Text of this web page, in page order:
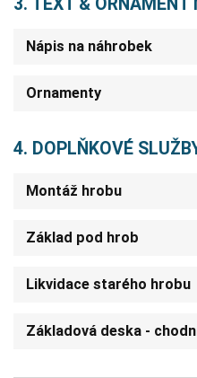
Nápis na náhrobek
Ornamenty
4. DOPLŇKOVÉ
Montáž hrobu
Základ pod hrob
Likvidace starého hrobu
Základová deska -